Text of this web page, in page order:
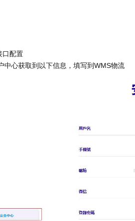
口配置
中心获取到以下信息，填写到WMS物流